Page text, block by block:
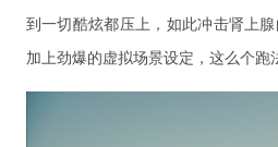
到一切酷炫都压上，如此冲击肾上
加上劲爆的虚拟场景设定，这么个跑